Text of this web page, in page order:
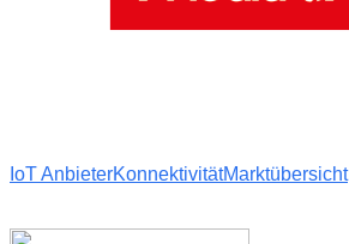
IoT AnbieterKonnektivitätMarktübersicht